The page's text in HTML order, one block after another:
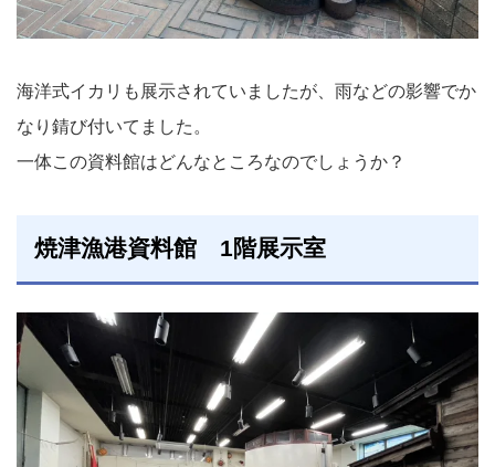
海洋式イカリも展示されていましたが、雨などの影響でか
なり錆び付いてました。
一体この資料館はどんなところなのでしょうか？
焼津漁港資料館 1階展示室